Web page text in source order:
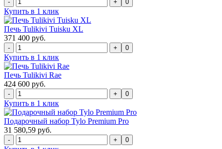
0
Купить в 1 клик
Печь Tulikivi Tuisku XL
371 400 руб.
0
Купить в 1 клик
Печь Tulikivi Rae
424 600 руб.
0
Купить в 1 клик
Подарочный набор Tylo Premium Pro
31 580,59 руб.
0